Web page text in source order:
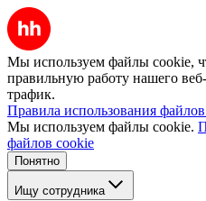
Мы используем файлы cookie,
правильную работу нашего
трафик.
Правила использования
Мы используем файлы cookie.
файлов cookie
Понятно
Ищу сотрудника